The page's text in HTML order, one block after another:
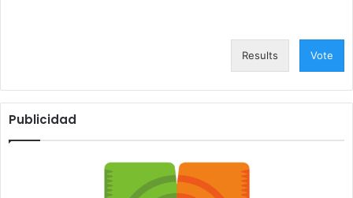
Results Vote
Publicidad